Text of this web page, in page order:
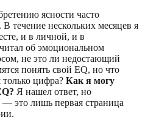
ясности часто
течение нескольких месяцев я
и в личной, и в
об эмоциональном
не это ли недостающий
понять свой EQ, но что
только цифра? Как я могу
Я нашел ответ, но
это лишь первая страница